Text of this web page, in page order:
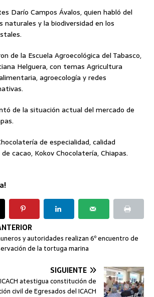
Darío Campos Ávalos, quien habló del
naturales y la biodiversidad en los
de la Escuela Agroecológica del Tabasco,
Helguera, con temas Agricultura
agroecología y redes
de la situación actual del mercado de
de especialidad, calidad
cacao, Kokov Chocolatería, Chiapas.
y autoridades realizan 6º encuentro de
de la tortuga marina
SIGUIENTE
atestigua constitución de
civil de Egresados del ICACH